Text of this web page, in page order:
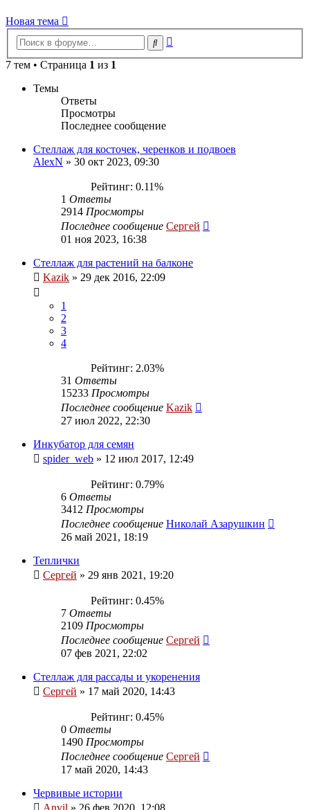
Новая тема
Поиск
7 тем • Страница 1 из 1
Темы
Ответы
Просмотры
Последнее сообщение
Стеллаж для косточек, черенков и подвоев
AlexN » 30 окт 2023, 09:30
Рейтинг: 0.11%
1 Ответы
2914 Просмотры
Последнее сообщение Сергей
01 ноя 2023, 16:38
Стеллаж для растений на балконе
Kazik » 29 дек 2016, 22:09
1
2
3
4
Рейтинг: 2.03%
31 Ответы
15233 Просмотры
Последнее сообщение Kazik
27 июл 2022, 22:30
Инкубатор для семян
spider_web » 12 июл 2017, 12:49
Рейтинг: 0.79%
6 Ответы
3412 Просмотры
Последнее сообщение Николай Азарушкин
26 май 2021, 18:19
Теплички
Сергей » 29 янв 2021, 19:20
Рейтинг: 0.45%
7 Ответы
2109 Просмотры
Последнее сообщение Сергей
07 фев 2021, 22:02
Стеллаж для рассады и укоренения
Сергей » 17 май 2020, 14:43
Рейтинг: 0.45%
0 Ответы
1490 Просмотры
Последнее сообщение Сергей
17 май 2020, 14:43
Червивые истории
Anvil » 26 фев 2020, 12:08